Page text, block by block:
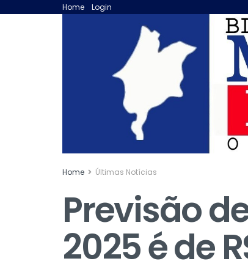
Home Login
Home Últimas Notícias
Previsão
2025 é de